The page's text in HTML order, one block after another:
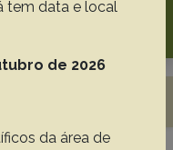
tem data e local
de 2026
da área de